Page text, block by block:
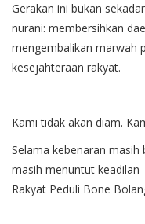
Gerakan ini bukan
nurani: membersihkan
mengembalikan marwah
kesejahteraan rakyat.
Kami tidak akan diam.
Selama kebenaran
masih menuntut
Rakyat Peduli Bone